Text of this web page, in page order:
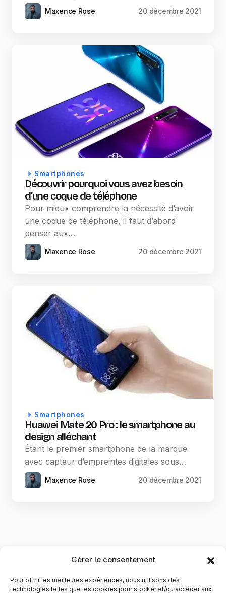
Gérer le consentement
Pour offrir les meilleures expériences, nous utilisons des
technologies telles que les cookies pour stocker et/ou accéder aux
Maxence Rose 20 décembre 2021
Smartphones
Découvrir pourquoi vous avez besoin
d’une coque de téléphone
Pour mieux comprendre la nécessité d’avoir
une coque de téléphone, il faut d’abord
penser aux…
Maxence Rose 20 décembre 2021
Smartphones
Huawei Mate 20 Pro : le smartphone au
design alléchant
Étant le premier smartphone de la marque
avec capteur d’empreintes digitales sous…
Maxence Rose 20 décembre 2021